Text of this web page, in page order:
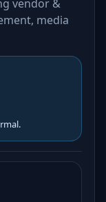
vendor &
media